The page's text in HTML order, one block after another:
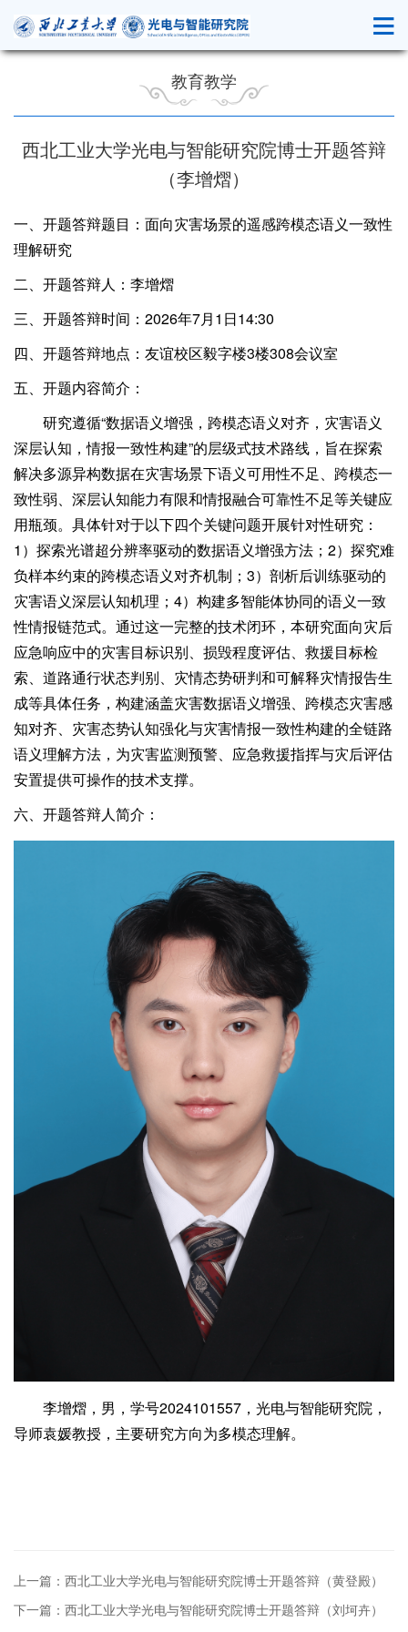
教育教学
西北工业大学光电与智能研究院博士开题答辩
（李增熠）
一、开题答辩题目：面向灾害场景的遥感跨模态语义一致性
理解研究
二、开题答辩人：李增熠
三、开题答辩时间：2026年7月1日14:30
四、开题答辩地点：友谊校区毅字楼3楼308会议室
五、开题内容简介：
研究遵循“数据语义增强，跨模态语义对齐，灾害语义
深层认知，情报一致性构建”的层级式技术路线，旨在探索
解决多源异构数据在灾害场景下语义可用性不足、跨模态一
致性弱、深层认知能力有限和情报融合可靠性不足等关键应
用瓶颈。具体针对于以下四个关键问题开展针对性研究：
1）探索光谱超分辨率驱动的数据语义增强方法；2）探究难
负样本约束的跨模态语义对齐机制；3）剖析后训练驱动的
灾害语义深层认知机理；4）构建多智能体协同的语义一致
性情报链范式。通过这一完整的技术闭环，本研究面向灾后
应急响应中的灾害目标识别、损毁程度评估、救援目标检
索、道路通行状态判别、灾情态势研判和可解释灾情报告生
成等具体任务，构建涵盖灾害数据语义增强、跨模态灾害感
知对齐、灾害态势认知强化与灾害情报一致性构建的全链路
语义理解方法，为灾害监测预警、应急救援指挥与灾后评估
安置提供可操作的技术支撑。
六、开题答辩人简介：
李增熠，男，学号2024101557，光电与智能研究院，
导师袁媛教授，主要研究方向为多模态理解。
上一篇：西北工业大学光电与智能研究院博士开题答辩（黄登殿）
下一篇：西北工业大学光电与智能研究院博士开题答辩（刘坷卉）